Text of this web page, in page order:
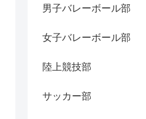
男子バレーボール部
女子バレーボール部
陸上競技部
サッカー部